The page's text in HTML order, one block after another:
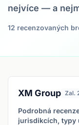
nejvíce — a
12 recenzovaných
XM Group Zal.
Podrobná
jurisdikcích, typy